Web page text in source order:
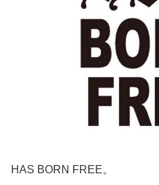
HAS BORN FREE。